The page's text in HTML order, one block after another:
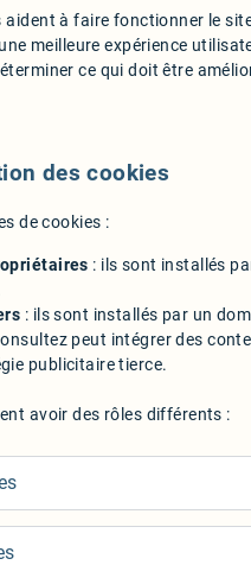
aident à faire fonctionner le
meilleure expérience
ce qui doit être
des cookies
de cookies :
: ils sont installés
: ils sont installés par un
peut intégrer des
publicitaire tierce.
avoir des rôles différents :